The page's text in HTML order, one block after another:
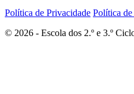
Política de Privacidade Política
© 2026 - Escola dos 2.º e 3.º